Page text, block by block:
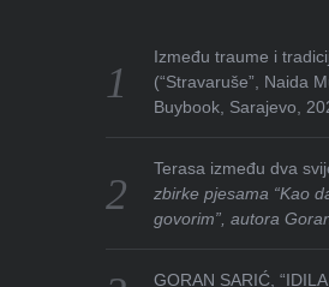
Između traume i
(“Stravaruše”, Naida
Buybook, Sarajevo,
Terasa između dva
zbirke pjesama “Kao
govorim”, autora
GORAN SARIĆ,